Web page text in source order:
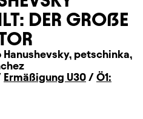
DER GROẞE
Hanushevsky, petschinka,
Ermäßigung U30 / Ö1: